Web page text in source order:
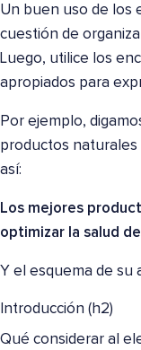
Un buen uso de los
cuestión de
Luego, utilice los
apropiados para
Por ejemplo,
productos naturales
así:
Los mejores
optimizar la salud
Y el esquema de su
Introducción (h2)
Qué considerar al